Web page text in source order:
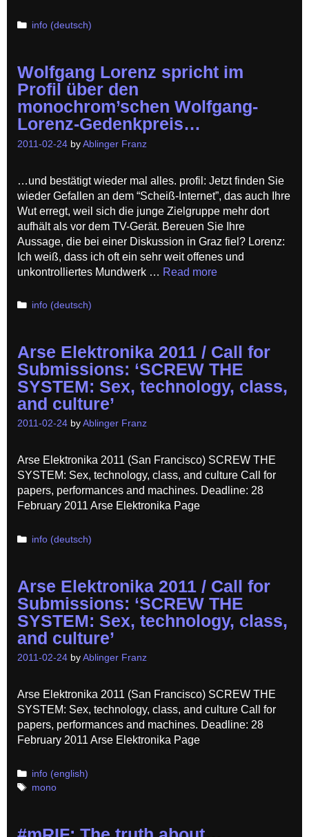
Categories
info (deutsch)
Wolfgang Lorenz spricht im
Profil über den
monochrom’schen Wolfgang-
Lorenz-Gedenkpreis…
2011-02-24 by Ablinger Franz
…und bestätigt wieder mal alles. profil: Jetzt finden Sie
wieder Gefallen an dem “Scheiß-Internet”, das auch Ihre
Wut erregt, weil sich die junge Zielgruppe mehr dort
aufhält als vor dem TV-Gerät. Bereuen Sie Ihre
Aussage, die bei einer Diskussion in Graz fiel? Lorenz:
Ich weiß, dass ich oft ein sehr weit offenes und
unkontrolliertes Mundwerk … Read more
Categories
info (deutsch)
Arse Elektronika 2011 / Call for
Submissions: ‘SCREW THE
SYSTEM: Sex, technology, class,
and culture’
2011-02-24 by Ablinger Franz
Arse Elektronika 2011 (San Francisco) SCREW THE
SYSTEM: Sex, technology, class, and culture Call for
papers, performances and machines. Deadline: 28
February 2011 Arse Elektronika Page
Categories
info (deutsch)
Arse Elektronika 2011 / Call for
Submissions: ‘SCREW THE
SYSTEM: Sex, technology, class,
and culture’
2011-02-24 by Ablinger Franz
Arse Elektronika 2011 (San Francisco) SCREW THE
SYSTEM: Sex, technology, class, and culture Call for
papers, performances and machines. Deadline: 28
February 2011 Arse Elektronika Page
Categories
info (english)
Tags
mono